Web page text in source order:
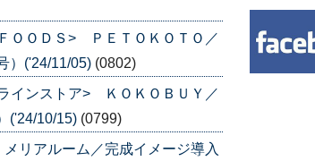
ＯＯＤＳ> ＰＥＴＯＫＯＴＯ／
）('24/11/05) (0802)
インストア> ＫＯＫＯＢＵＹ／
('24/10/15) (0799)
リアルーム／完成イメージ導入